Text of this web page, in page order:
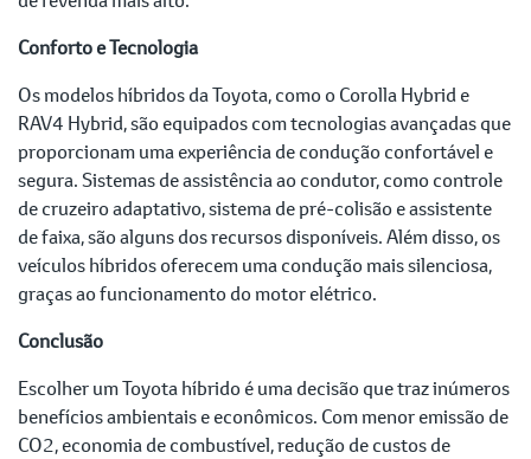
Conforto e Tecnologia
Os modelos híbridos da Toyota, como o Corolla Hybrid e
RAV4 Hybrid, são equipados com tecnologias avançadas que
proporcionam uma experiência de condução confortável e
segura. Sistemas de assistência ao condutor, como controle
de cruzeiro adaptativo, sistema de pré-colisão e assistente
de faixa, são alguns dos recursos disponíveis. Além disso, os
veículos híbridos oferecem uma condução mais silenciosa,
graças ao funcionamento do motor elétrico.
Conclusão
Escolher um Toyota híbrido é uma decisão que traz inúmeros
benefícios ambientais e econômicos. Com menor emissão de
CO2, economia de combustível, redução de custos de